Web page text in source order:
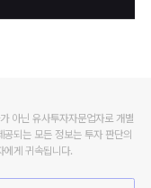
아닌 유사투자자문업자로 개별
되는 모든 정보는 투자 판단의
에게 귀속됩니다.